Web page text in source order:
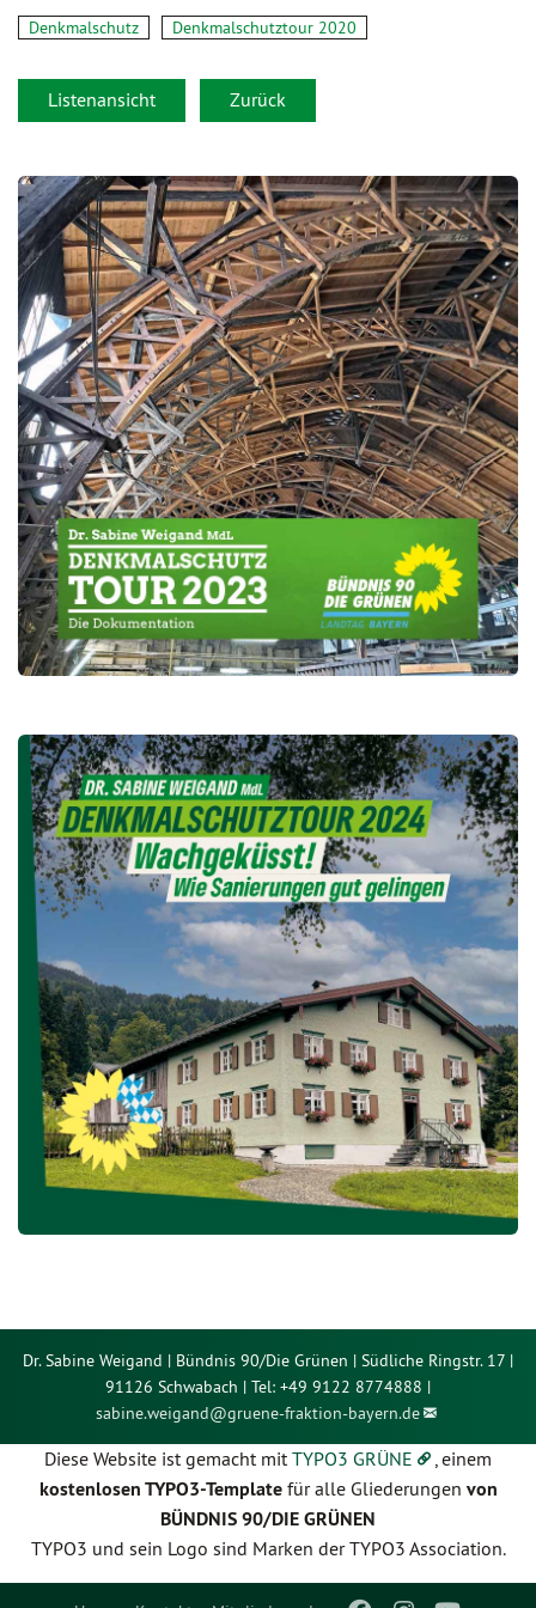
Denkmalschutz Denkmalschutztour 2020
Listenansicht Zurück
Dr. Sabine Weigand | Bündnis 90/Die Grünen | Südliche Ringstr. 17 |
91126 Schwabach | Tel: +49 9122 8774888 |
sabine.weigand@gruene-fraktion-bayern.de
Diese Website ist gemacht mitTYPO3 GRÜNE , einem
kostenlosen TYPO3-Templatefür alle Gliederungen von
BÜNDNIS 90/DIE GRÜNEN
TYPO3 und sein Logo sind Marken der TYPO3 Association.